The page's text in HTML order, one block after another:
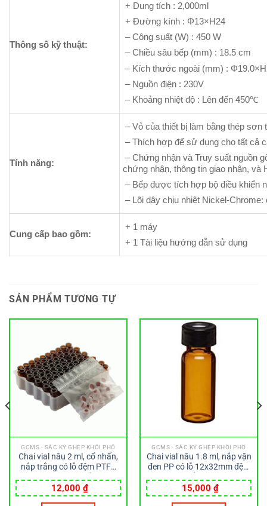
Thông số kỹ thuật:
+ Dung tích : 2,000ml
+ Đường kính : Φ13×H24
– Công suất (W) : 450 W
– Chiều sâu bếp (mm) : 18.5 cm
– Kích thước ngoài (mm) :
– Nguồn điện : 230V
– Khoảng nhiệt độ : Lên đến 450℃
Tính năng:
– Vỏ của thiết bị làm bằng thép sơn
– Thích hợp để sử dụng cho tất cả
– Chứng nhận và Truy suất nguồn
chứng nhận, thông tin giao nhận, và
– Bếp được tích hợp bộ điều khiển
– Lõi dây chịu nhiệt Nickel-
Cung cấp bao gồm:
+ 1 máy
+ 1 Tài liệu hướng dẫn sử dụng
SẢN PHẨM TƯƠNG TỰ
GCMS - SẮC KÝ GHÉP KHỐI PHỔ
Chai vial nâu 2 ml, cổ nhấn,
nắp trắng có lỗ đệm PTFE
12x32mm Wheaton
12,000 ₫
GCMS - SẮC KÝ GHÉP KHỐI PHỔ
Chai vial nâu 1.8 ml, nắp vặn
đen PP có lỗ 12x32mm đệm
15,000 ₫